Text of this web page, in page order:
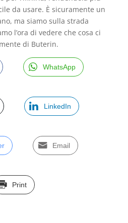
da usare. È sicuramente un
ma siamo sulla strada
l’ora di vedere che cosa ci
di Buterin.
WhatsApp
LinkedIn
Email
Print